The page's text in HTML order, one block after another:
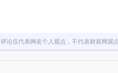
评论仅代表网友个人观点，不代表财新网观